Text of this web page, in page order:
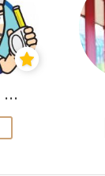
裝修佬 - 香港一站式網上裝修平台